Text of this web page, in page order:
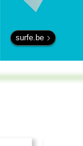
surfe.be